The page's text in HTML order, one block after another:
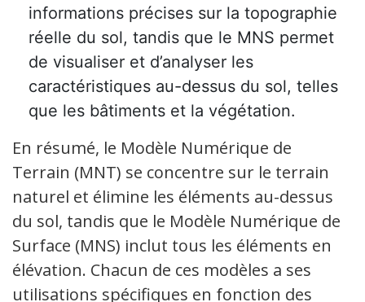
informations précises sur la topographie
réelle du sol, tandis que le MNS permet
de visualiser et d’analyser les
caractéristiques au-dessus du sol, telles
que les bâtiments et la végétation.
En résumé, le Modèle Numérique de
Terrain (MNT) se concentre sur le terrain
naturel et élimine les éléments au-dessus
du sol, tandis que le Modèle Numérique de
Surface (MNS) inclut tous les éléments en
élévation. Chacun de ces modèles a ses
utilisations spécifiques en fonction des